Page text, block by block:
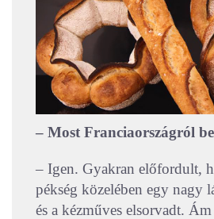
– Most Franciaországról
– Igen. Gyakran előfordult,
pékség közelében egy nagy
és a kézműves elsorvadt.